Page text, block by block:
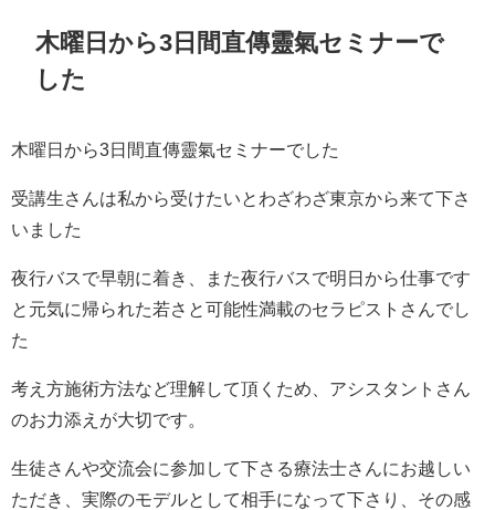
木曜日から3日間直傳靈氣セミナーで
した
木曜日から3日間直傳靈氣セミナーでした
受講生さんは私から受けたいとわざわざ東京から来て下さ
いました
夜行バスで早朝に着き、また夜行バスで明日から仕事です
と元気に帰られた若さと可能性満載のセラピストさんでし
た
考え方施術方法など理解して頂くため、アシスタントさん
のお力添えが大切です。
生徒さんや交流会に参加して下さる療法士さんにお越しい
ただき、実際のモデルとして相手になって下さり、その感